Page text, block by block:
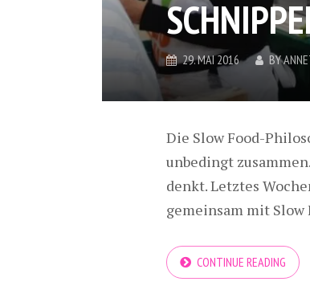
29. MAI 2016 BY
Die Slow Food-
unbedingt
denkt. Letztes
gemeinsam mit Slow
CONTINUE READING